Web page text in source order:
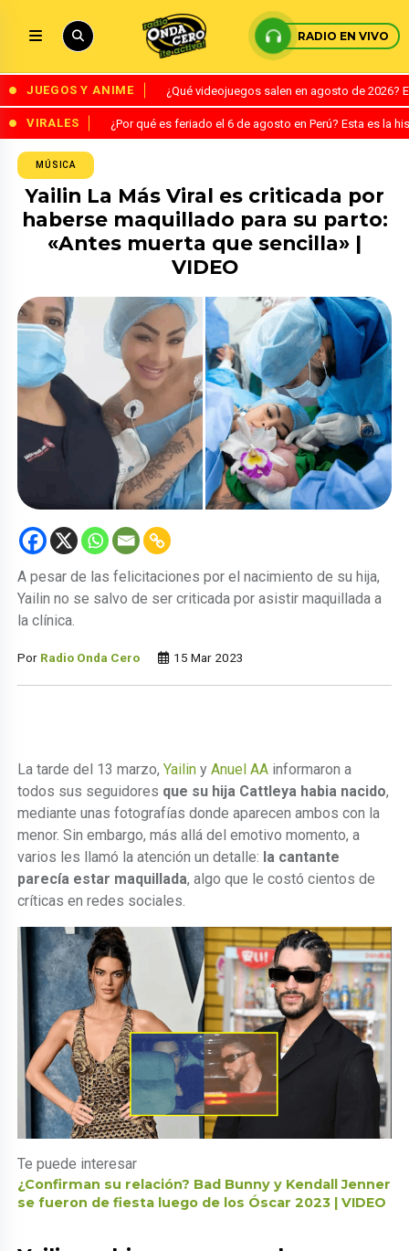
RADIO EN VIVO
JUEGOS Y ANIME ¿Qué videojuegos salen en agosto de
VIRALES ¿Por qué es feriado el 6 de agosto en Perú? Esta es la
MÚSICA
Yailin La Más Viral es criticada por
haberse maquillado para su parto:
«Antes muerta que sencilla» |
VIDEO
A pesar de las felicitaciones por el nacimiento de su hija,
Yailin no se salvo de ser criticada por asistir maquillada a
la clínica.
Por Radio Onda Cero 15 Mar 2023
La tarde del 13 marzo,Yailin yAnuel AA informaron a
todos sus seguidores que su hija Cattleya habia nacido,
mediante unas fotografías donde aparecen ambos con la
menor. Sin embargo, más allá del emotivo momento, a
varios les llamó la atención un detalle: la cantante
parecía estar maquillada, algo que le costó cientos de
críticas en redes sociales.
Te puede interesar
¿Confirman su relación? Bad Bunny y Kendall Jenner
se fueron de fiesta luego de los Óscar 2023 | VIDEO